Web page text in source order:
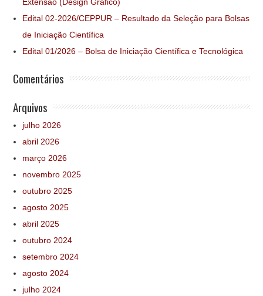
Edital 02-2026/CEPPUR – Resultado da Seleção para Bolsas
de Iniciação Científica
Edital 01/2026 – Bolsa de Iniciação Científica e Tecnológica
Comentários
Arquivos
julho 2026
abril 2026
março 2026
novembro 2025
outubro 2025
agosto 2025
abril 2025
outubro 2024
setembro 2024
agosto 2024
julho 2024